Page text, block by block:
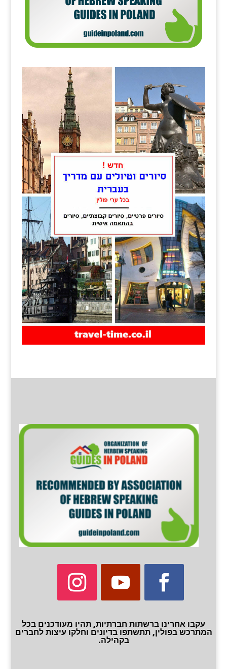
עקבו אחרינו ברשתות חברתיות, תהיו מעודכנים בכל
המתרכש בפולין, תתשתפו בדיונים וחלקו עיצות לחברים
בקהילה.